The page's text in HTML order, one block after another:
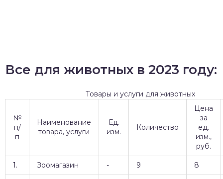
Все для животных в 2023 году:
Товары и услуги для животных
№
п/
п
Наименование
товара, услуги
Ед.
изм.
Количество
Цена
за
ед.
изм.,
руб.
1. Зоомагазин - 9 8